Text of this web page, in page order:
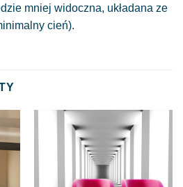
mniej widoczna, układana ze
cień).